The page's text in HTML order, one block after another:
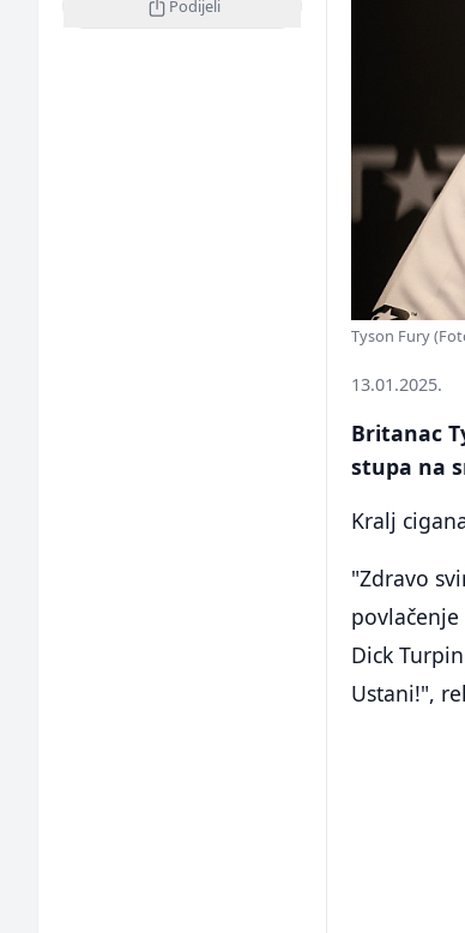
Podijeli
Tyson Fury
13.01.2025.
Britanac
stupa na
Kralj
"Zdravo
Dick
Ustani!",